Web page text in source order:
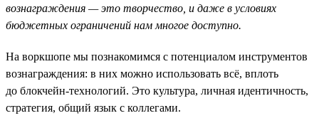
вознаграждения — это творчество, и даже в условиях
бюджетных ограничений нам многое доступно.
На воркшопе мы познакомимся с потенциалом инструментов
вознаграждения: в них можно использовать всё, вплоть
до блокчейн-технологий. Это культура, личная идентичность,
стратегия, общий язык с коллегами.